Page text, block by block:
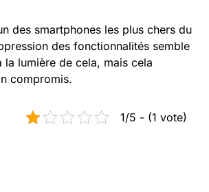
des smartphones les plus chers du
des fonctionnalités semble
la lumière de cela, mais cela
compromis.
1/5 - (1 vote)